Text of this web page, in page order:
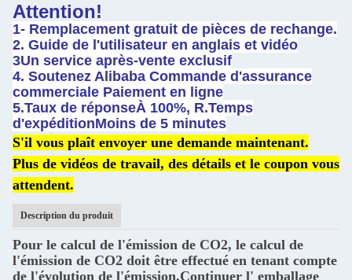
Attention!
1- Remplacement gratuit de pièces de rechange.
2. Guide de l'utilisateur en anglais et vidéo
3Un service après-vente exclusif
4. Soutenez Alibaba Commande d'assurance
commerciale Paiement en ligne
5.Taux de réponseÀ 100%, R.Temps
d'expéditionMoins de 5 minutes
S'il vous plaît envoyer une demande maintenant.
Plus de vidéos de travail, des détails et le coupon vous
attendent.
Description du produit
Pour le calcul de l'émission de CO2, le calcul de
l'émission de CO2 doit être effectué en tenant compte
de l'évolution de l'émission.Continuer l' emballage